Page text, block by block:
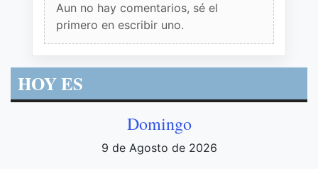
Aun no hay comentarios, sé el
primero en escribir uno.
HOY ES
Domingo
9 de Agosto de 2026